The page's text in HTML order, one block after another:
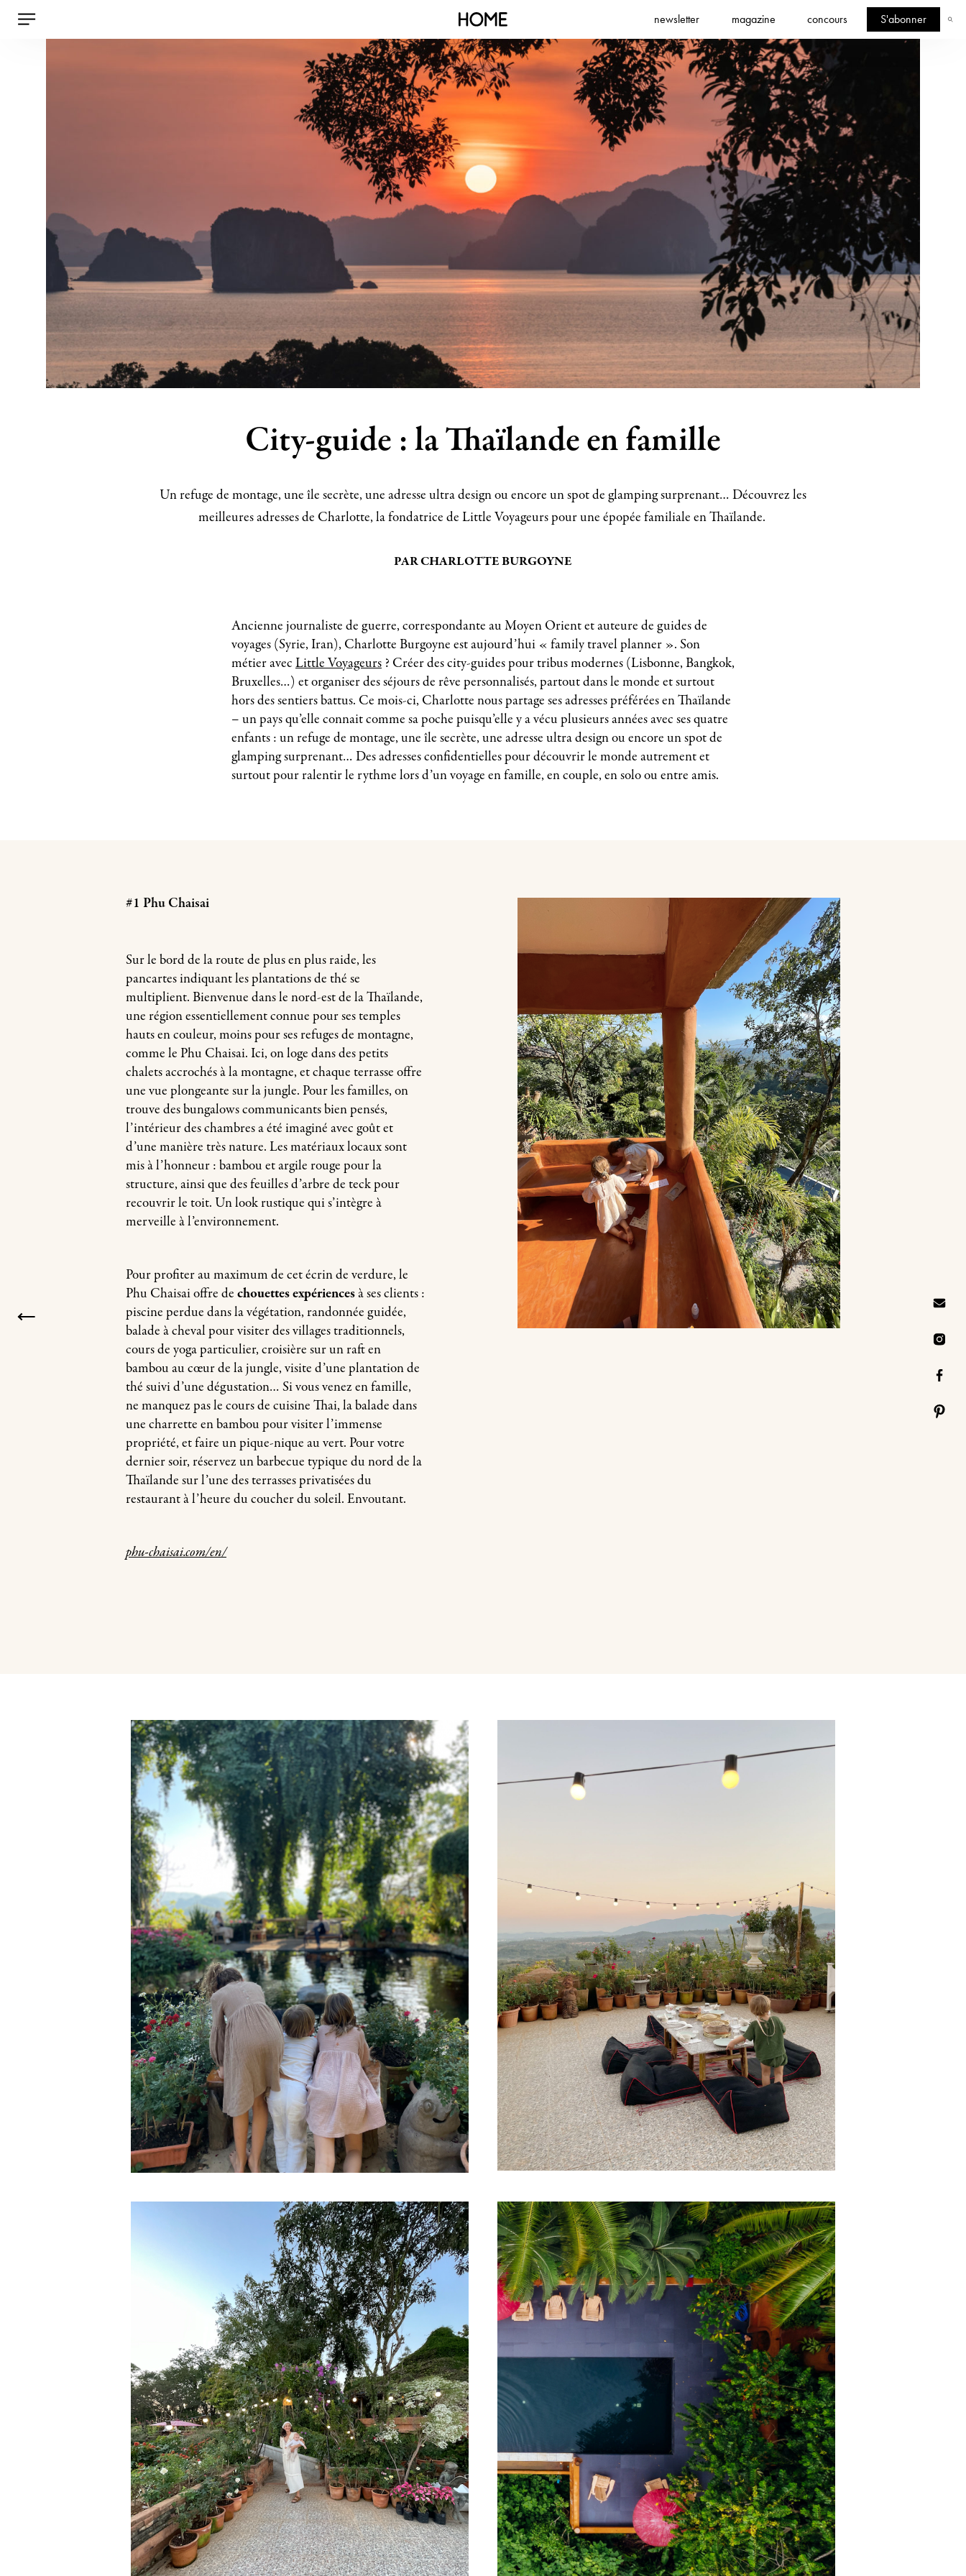
newsletter magazine concours S'abonner
City-guide : la Thaïlande en famille
Un refuge de montage, une île secrète, une adresse ultra design ou encore un spot de glamping surprenant… Découvrez les
meilleures adresses de Charlotte, la fondatrice de Little Voyageurs pour une épopée familiale en Thaïlande.
PAR CHARLOTTE BURGOYNE
Ancienne journaliste de guerre, correspondante au Moyen Orient et auteure de guides de
voyages (Syrie, Iran), Charlotte Burgoyne est aujourd’hui « family travel planner ». Son
métier avecLittle Voyageurs ? Créer des city-guides pour tribus modernes (Lisbonne, Bangkok,
Bruxelles…) et organiser des séjours de rêve personnalisés, partout dans le monde et surtout
hors des sentiers battus. Ce mois-ci, Charlotte nous partage ses adresses préférées en Thaïlande
– un pays qu’elle connait comme sa poche puisqu’elle y a vécu plusieurs années avec ses quatre
enfants: un refuge de montage, une île secrète, une adresse ultra design ou encore un spot de
glamping surprenant… Des adresses confidentielles pour découvrir le monde autrement et
surtout pour ralentir le rythme lors d’un voyage en famille, en couple, en solo ou entre amis.
#1 Phu Chaisai
Sur le bord de la route de plus en plus raide, les
pancartes indiquant les plantations de thé se
multiplient. Bienvenue dans le nord-est de la Thaïlande,
une région essentiellement connue pour ses temples
hauts en couleur, moins pour ses refuges de montagne,
comme le Phu Chaisai. Ici, on loge dans des petits
chalets accrochés à la montagne, et chaque terrasse offre
une vue plongeante sur la jungle. Pour les familles, on
trouve des bungalows communicants bien pensés,
l’intérieur des chambres a été imaginé avec goût et
d’une manière très nature. Les matériaux locaux sont
mis à l’honneur : bambou et argile rouge pour la
structure, ainsi que des feuilles d’arbre de teck pour
recouvrir le toit. Un look rustique qui s’intègre à
merveille à l’environnement.
Pour profiter au maximum de cet écrin de verdure, le
Phu Chaisai offre dechouettes expériencesà ses clients :
piscine perdue dans la végétation, randonnée guidée,
balade à cheval pour visiter des villages traditionnels,
cours de yoga particulier, croisière sur un raft en
bambou au cœur de la jungle, visite d’une plantation de
thé suivi d’une dégustation… Si vous venez en famille,
ne manquez pas le cours de cuisine Thai, la balade dans
une charrette en bambou pour visiter l’immense
propriété, et faire un pique-nique au vert.Pour votre
dernier soir, réservez un barbecue typique du nord de la
Thaïlande sur l’une des terrasses privatisées du
restaurant à l’heure du coucher du soleil. Envoutant.
phu-chaisai.com/en/